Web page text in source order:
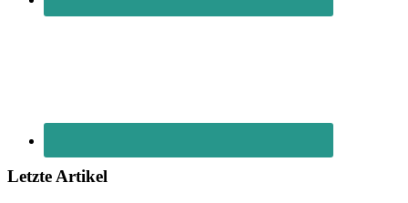
Letzte Artikel